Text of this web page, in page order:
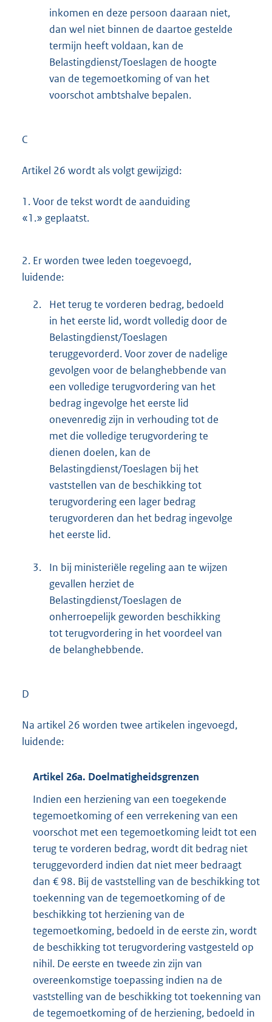
inkomen en deze persoon daaraan niet,
dan wel niet binnen de daartoe gestelde
termijn heeft voldaan, kan de
Belastingdienst/Toeslagen de hoogte
van de tegemoetkoming of van het
voorschot ambtshalve bepalen.
C
Artikel 26 wordt als volgt gewijzigd:
1.Voor de tekst wordt de aanduiding
«1.» geplaatst.
2. Er worden twee leden toegevoegd,
luidende:
2.
Het terug te vorderen bedrag, bedoeld
in het eerste lid, wordt volledig door de
Belastingdienst/Toeslagen
teruggevorderd. Voor zover de nadelige
gevolgen voor de belanghebbende van
een volledige terugvordering van het
bedrag ingevolge het eerste lid
onevenredig zijn in verhouding tot de
met die volledige terugvordering te
dienen doelen, kan de
Belastingdienst/Toeslagen bij het
vaststellen van de beschikking tot
terugvordering een lager bedrag
terugvorderen dan het bedrag ingevolge
het eerste lid.
3.
In bij ministeriële regeling aan te wijzen
gevallen herziet de
Belastingdienst/Toeslagen de
onherroepelijk geworden beschikking
tot terugvordering in het voordeel van
de belanghebbende.
D
Na artikel 26 worden twee artikelen ingevoegd,
luidende:
Artikel 26a. Doelmatigheidsgrenzen
Indien een herziening van een toegekende
tegemoetkoming of een verrekening van een
voorschot met een tegemoetkoming leidt tot een
terug te vorderen bedrag, wordt dit bedrag niet
teruggevorderd indien dat niet meer bedraagt
dan € 98. Bij de vaststelling van de beschikking tot
toekenning van de tegemoetkoming of de
beschikking tot herziening van de
tegemoetkoming, bedoeld in de eerste zin, wordt
de beschikking tot terugvordering vastgesteld op
nihil. De eerste en tweede zin zijn van
overeenkomstige toepassing indien na de
vaststelling van de beschikking tot toekenning van
de tegemoetkoming of de herziening, bedoeld in